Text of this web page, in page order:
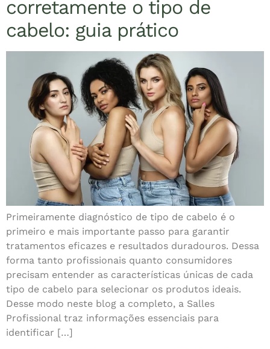
corretamente o tipo de
cabelo: guia prático
Primeiramente diagnóstico de tipo de cabelo é o
primeiro e mais importante passo para garantir
tratamentos eficazes e resultados duradouros. Dessa
forma tanto profissionais quanto consumidores
precisam entender as características únicas de cada
tipo de cabelo para selecionar os produtos ideais.
Desse modo neste blog a completo, a Salles
Profissional traz informações essenciais para
identificar […]